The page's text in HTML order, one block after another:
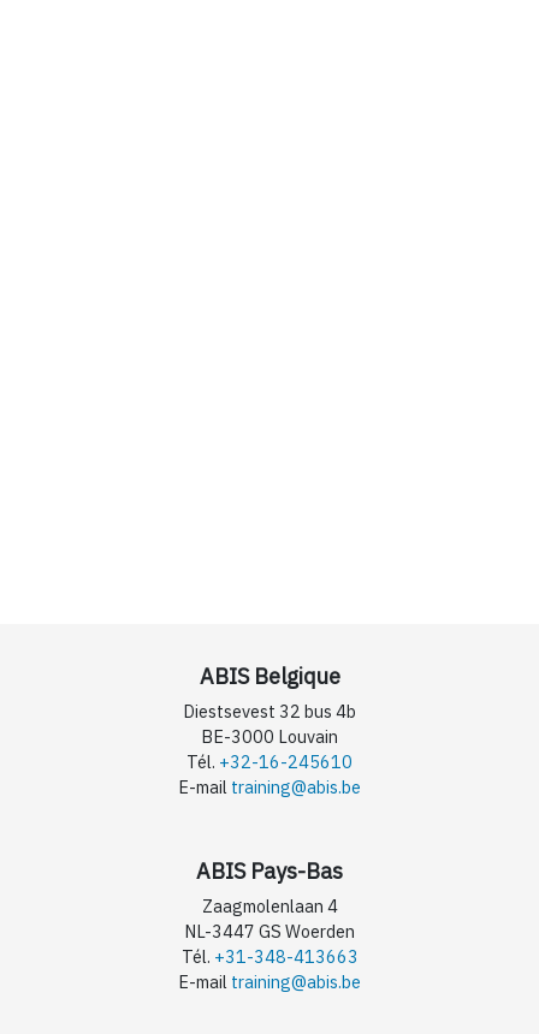
ABIS Belgique
Diestsevest 32 bus 4b
BE-3000 Louvain
Tél. +32-16-245610
E-mail training@abis.be
ABIS Pays-Bas
Zaagmolenlaan 4
NL-3447 GS Woerden
Tél. +31-348-413663
E-mail training@abis.be